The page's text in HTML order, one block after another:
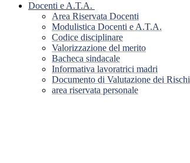
Docenti e A.T.A.
Area Riservata Docenti
Modulistica Docenti e A.T.A.
Codice disciplinare
Valorizzazione del merito
Bacheca sindacale
Informativa lavoratrici madri
Documento di Valutazione dei Rischi
area riservata personale